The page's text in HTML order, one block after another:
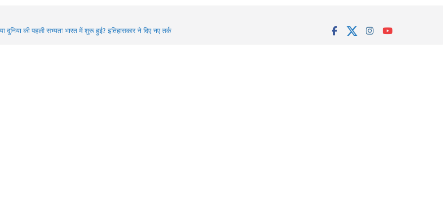
Sawan 2026: भगवान शिव की भक्ति का चमत्कार! इन 8 भक्तों की कहानियां
आज भी देती हैं आस्था का संदेश